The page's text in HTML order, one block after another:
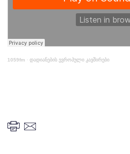
1059fm · დადიანების ევროპული კავშირები